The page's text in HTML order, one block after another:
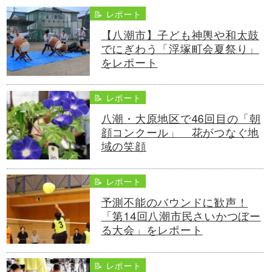
📝 レポート
【八潮市】子ども神輿や和太鼓
でにぎわう「浮塚町会夏祭り」
をレポート
📝 レポート
八潮・大原地区で46回目の「朝
顔コンクール」 花がつなぐ地
域の笑顔
📝 レポート
予測不能のバウンドに歓声！
「第14回八潮市民さいかつぼー
る大会」をレポート
📝 レポート